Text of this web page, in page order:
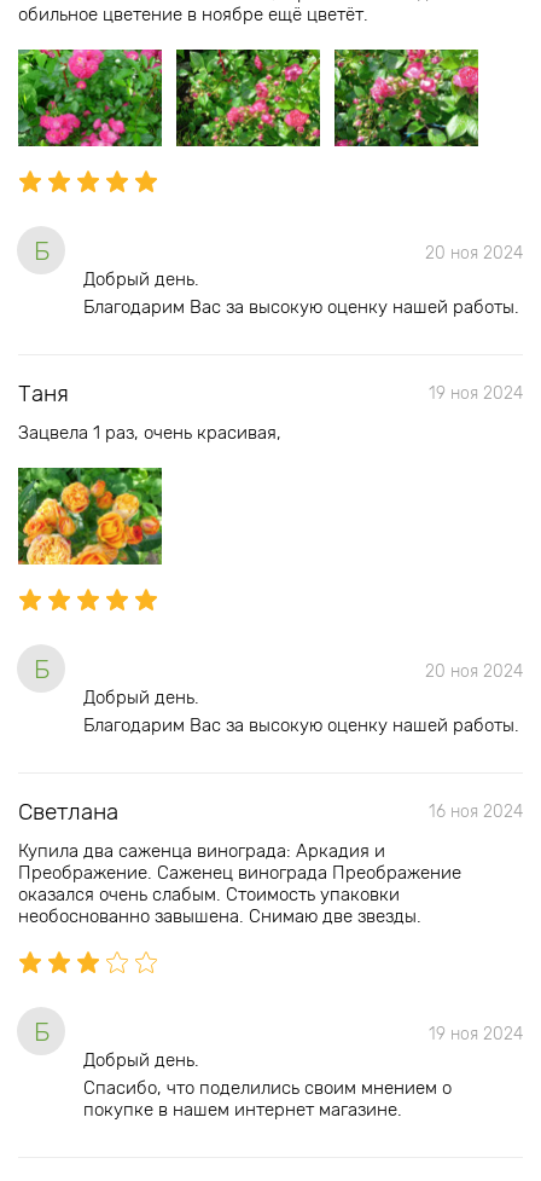
обильное цветение в ноябре ещё цветёт.
Б 20 ноя 2024
Добрый день.
Благодарим Вас за высокую оценку нашей работы.
Таня 19 ноя 2024
Зацвела 1 раз, очень красивая,
Б 20 ноя 2024
Добрый день.
Благодарим Вас за высокую оценку нашей работы.
Светлана 16 ноя 2024
Купила два саженца винограда: Аркадия и
Преображение. Саженец винограда Преображение
оказался очень слабым. Стоимость упаковки
необоснованно завышена. Снимаю две звезды.
Б 19 ноя 2024
Добрый день.
Спасибо, что поделились своим мнением о
покупке в нашем интернет магазине.